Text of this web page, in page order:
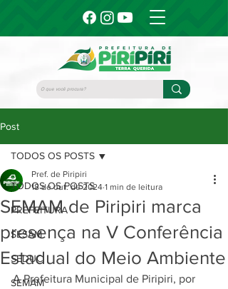
Post
TODOS OS POSTS
PREFEITURA
SESAM
SEDUC
SEMAM
TODOS OS POSTS
SEMAM de Piripiri marca
presença na V Conferência
Estadual do Meio Ambiente
Pref. de Piripiri
18 de out. de 2024 1 min de leitura
A Prefeitura Municipal de Piripiri, por